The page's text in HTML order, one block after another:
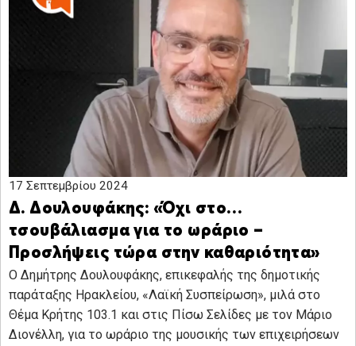
17 Σεπτεμβρίου 2024
Δ. Δουλουφάκης: «Όχι στο…
τσουβάλιασμα για το ωράριο –
Προσλήψεις τώρα στην καθαριότητα»
Ο Δημήτρης Δουλουφάκης, επικεφαλής της δημοτικής
παράταξης Ηρακλείου, «Λαϊκή Συσπείρωση», μιλά στο
Θέμα Κρήτης 103.1 και στις Πίσω Σελίδες με τον Μάριο
Διονέλλη, για το ωράριο της μουσικής των επιχειρήσεων